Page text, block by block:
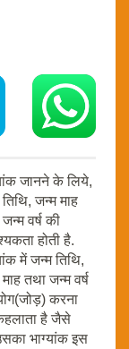
जानने के लिये,
जन्म माह
वर्ष की
होती है.
में जन्म तिथि,
तथा जन्म वर्ष
करना
है जैसे
भाग्यांक इस